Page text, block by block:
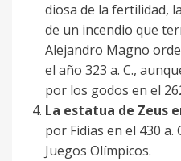
diosa de la fertilidad,
de un incendio que
Alejandro Magno
el año 323 a. C.,
por los godos en el
La estatua de Zeus
por Fidias en el 430 a.
Juegos Olímpicos.